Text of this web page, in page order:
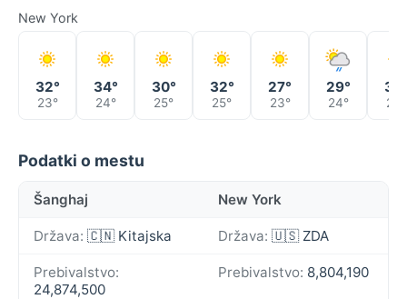
New York
32°
23°
34°
24°
30°
25°
32°
25°
27°
23°
29°
24° 24°
Podatki o mestu
Šanghaj New York
Država: 🇨🇳 Kitajska Država: 🇺🇸 ZDA
Prebivalstvo:
24,874,500
Prebivalstvo: 8,804,190